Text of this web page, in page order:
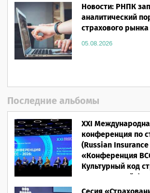
Новости: РНПК
аналитический
страхового рынка
05.08.2026
Последние альбомы
XXI
конференция по
(Russian
«Конференция
Культурный код
Человеческий